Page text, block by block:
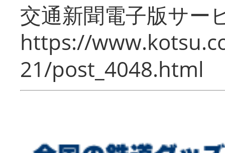
交通新聞電子版サー
https://
21/post_4048.html